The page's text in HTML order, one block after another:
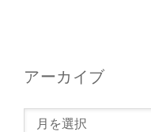
アーカイブ